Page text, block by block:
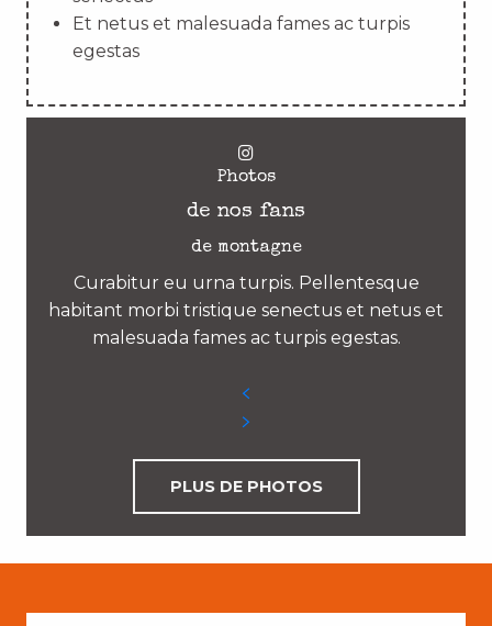
Et netus et malesuada fames ac turpis
egestas
Photos
de nos fans
de montagne
Curabitur eu urna turpis. Pellentesque
habitant morbi tristique senectus et netus et
malesuada fames ac turpis egestas.
PLUS DE PHOTOS